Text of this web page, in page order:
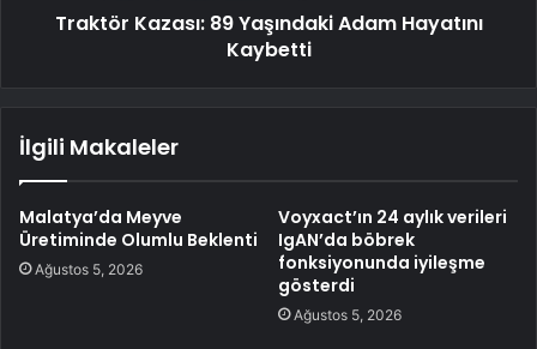
Traktör Kazası: 89 Yaşındaki Adam Hayatını
Kaybetti
İlgili Makaleler
Malatya’da Meyve
Üretiminde Olumlu Beklenti
Ağustos 5, 2026
Voyxact’ın 24 aylık verileri
IgAN’da böbrek
fonksiyonunda iyileşme
gösterdi
Ağustos 5, 2026